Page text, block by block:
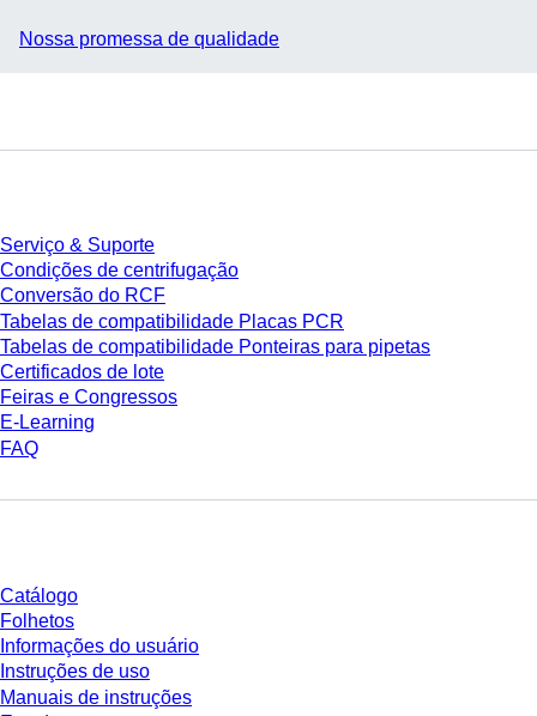
Nossa promessa de qualidade
Serviço & Suporte
Condições de centrifugação
Conversão do RCF
Tabelas de compatibilidade Placas PCR
Tabelas de compatibilidade Ponteiras para pipetas
Certificados de lote
Feiras e Congressos
E-Learning
FAQ
Catálogo
Folhetos
Informações do usuário
Instruções de uso
Manuais de instruções